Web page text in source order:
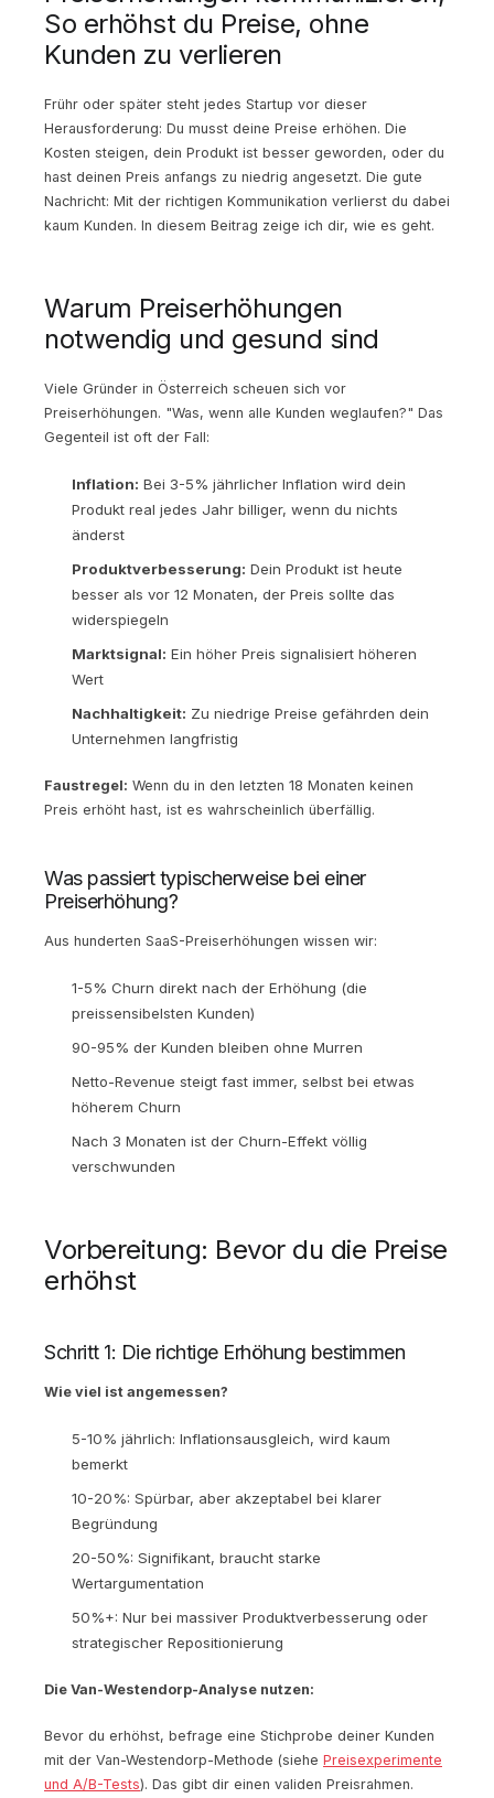
So erhöhst du Preise, ohne
Kunden zu verlieren
Frühr oder später steht jedes Startup vor dieser
Herausforderung: Du musst deine Preise erhöhen. Die
Kosten steigen, dein Produkt ist besser geworden, oder du
hast deinen Preis anfangs zu niedrig angesetzt. Die gute
Nachricht: Mit der richtigen Kommunikation verlierst du dabei
kaum Kunden. In diesem Beitrag zeige ich dir, wie es geht.
Warum Preiserhöhungen
notwendig und gesund sind
Viele Gründer in Österreich scheuen sich vor
Preiserhöhungen. "Was, wenn alle Kunden weglaufen?" Das
Gegenteil ist oft der Fall:
Inflation: Bei 3-5% jährlicher Inflation wird dein
Produkt real jedes Jahr billiger, wenn du nichts
änderst
Produktverbesserung: Dein Produkt ist heute
besser als vor 12 Monaten, der Preis sollte das
widerspiegeln
Marktsignal: Ein höher Preis signalisiert höheren
Wert
Nachhaltigkeit: Zu niedrige Preise gefährden dein
Unternehmen langfristig
Faustregel: Wenn du in den letzten 18 Monaten keinen
Preis erhöht hast, ist es wahrscheinlich überfällig.
Was passiert typischerweise bei einer
Preiserhöhung?
Aus hunderten SaaS-Preiserhöhungen wissen wir:
1-5% Churn direkt nach der Erhöhung (die
preissensibelsten Kunden)
90-95% der Kunden bleiben ohne Murren
Netto-Revenue steigt fast immer, selbst bei etwas
höherem Churn
Nach 3 Monaten ist der Churn-Effekt völlig
verschwunden
Vorbereitung: Bevor du die Preise
erhöhst
Schritt 1: Die richtige Erhöhung bestimmen
Wie viel ist angemessen?
5-10% jährlich: Inflationsausgleich, wird kaum
bemerkt
10-20%: Spürbar, aber akzeptabel bei klarer
Begründung
20-50%: Signifikant, braucht starke
Wertargumentation
50%+: Nur bei massiver Produktverbesserung oder
strategischer Repositionierung
Die Van-Westendorp-Analyse nutzen:
Bevor du erhöhst, befrage eine Stichprobe deiner Kunden
mit der Van-Westendorp-Methode (siehe Preisexperimente
und A/B-Tests). Das gibt dir einen validen Preisrahmen.